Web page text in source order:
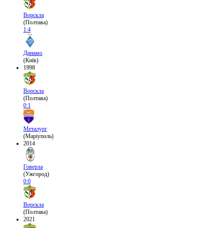
Ворскла
(Полтава)
1:4
Динамо
(Київ)
1998
Ворскла
(Полтава)
0:1
Металург
(Маріуполь)
2014
Говерла
(Ужгород)
0:0
Ворскла
(Полтава)
2021